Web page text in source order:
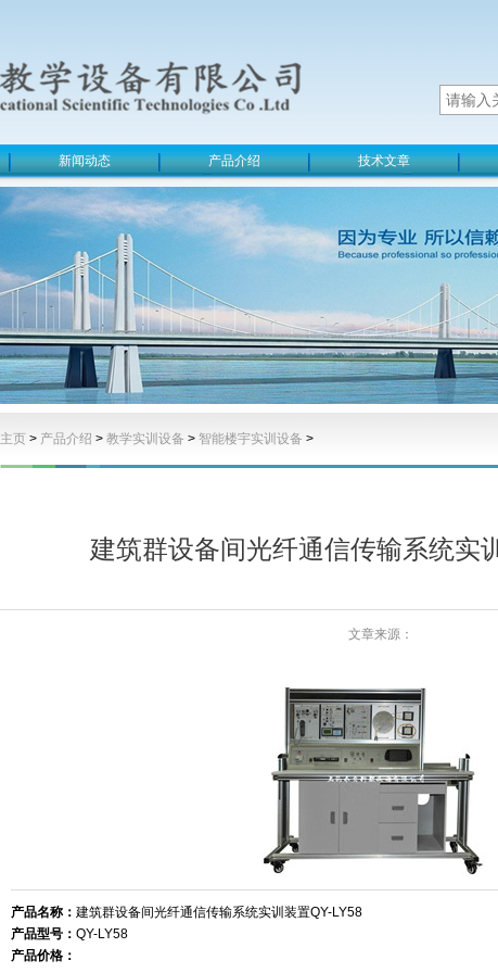
新闻动态 产品介绍 技术文章
主页 > 产品介绍 > 教学实训设备 > 智能楼宇实训设备 >
建筑群设备间光纤通信传输系统实
文章来源：
产品名称： 建筑群设备间光纤通信传输系统实训装置QY-LY58
产品型号： QY-LY58
产品价格：